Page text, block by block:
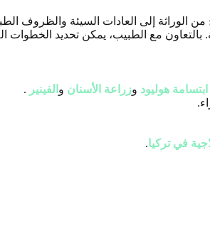
من الوراثة إلى العادات السيئة والظروف
مع الطبيب، يمكن تحديد الخطوات
ابتسامة هوليود وزراعة الأسنان و الفينير .
في تركيا.